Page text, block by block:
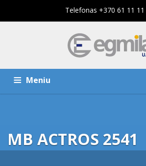
Telefonas +370 61 11 11
Meniu
KOMPANIJA
MB ACTROS 2541